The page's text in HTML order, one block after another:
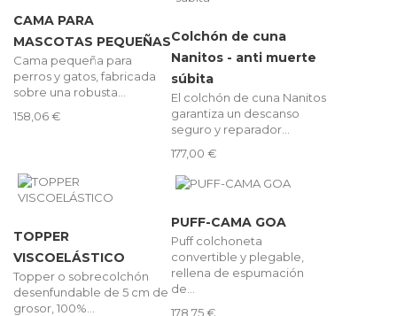
CAMA PARA
MASCOTAS PEQUEÑAS
Cama pequeña para
perros y gatos, fabricada
sobre una robusta...
158,06 €
Colchón de cuna
Nanitos - anti muerte
súbita
El colchón de cuna Nanitos
garantiza un descanso
seguro y reparador...
177,00 €
TOPPER
VISCOELÁSTICO
Topper o sobrecolchón
desenfundable de 5 cm de
grosor, 100%...
PUFF-CAMA GOA
Puff colchoneta
convertible y plegable,
rellena de espumación
de...
178,75 €